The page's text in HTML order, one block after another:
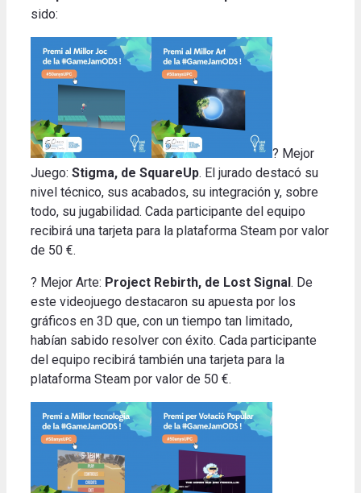
sido:
? Mejor
Juego: Stigma, de SquareUp. El jurado destacó su
nivel técnico, sus acabados, su integración y, sobre
todo, su jugabilidad. Cada participante del equipo
recibirá una tarjeta para la plataforma Steam por valor
de 50 €.
? Mejor Arte: Project Rebirth, de Lost Signal . De
este videojuego destacaron su apuesta por los
gráficos en 3D que, con un tiempo tan limitado,
habían sabido resolver con éxito. Cada participante
del equipo recibirá también una tarjeta para la
plataforma Steam por valor de 50 €.